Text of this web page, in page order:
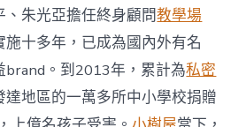
、朱光亞擔任終身顧問教學場
施十多年，已成為國內外有名
brand。到2013年，累計為私密
達地區的一萬多所中小學校捐贈